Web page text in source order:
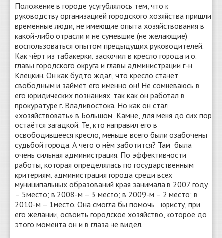
Положение в городе усугублялось тем, что к
руководству организацией городского хозяйства пришли
временные люди, не имеющие опыта хозяйствования в
какой-либо отрасли и не сумевшие (не желающие)
воспользоваться опытом предыдущих руководителей.
Как чёрт из табакерки, заскочил в кресло города и.о.
главы городского округа и главы администрации г-н
Клёцкин. Он как будто ждал, что кресло станет
свободным и займёт его именно он! Не сомневаюсь в
его юридических познаниях, так как он работал в
прокуратуре г. Владивостока. Но как он стал
«хозяйствовать» в Большом Камне, для меня до сих пор
остаётся загадкой. Те, кто направил его в
освободившееся кресло, меньше всего были озабочены
судьбой города. А чего о нём заботится? Там была
очень сильная администрация. По эффективности
работы, которая определялась по государственным
критериям, администрация города среди всех
муниципальных образований края занимала в 2007 году
– 5место; в 2008-м – 3 место; в 2009-м – 2 место; в
2010-м – 1место. Она смогла бы помочь юристу, при
его желании, освоить городское хозяйство, которое до
этого момента он и в глаза не видел.